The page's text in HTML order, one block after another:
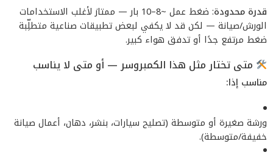
قدرة محدودة
: ضغط عمل ~8–10 بار — ممتاز لأغلب الاستخدامات
الورش/صيانة — لكن قد لا يكفي لبعض تطبيقات صناعية متطلِّبة
ضغط مرتفع جدًا أو تدفق هواء كبير.
متى تختار مثل هذا الكمبروسر — أو متى لا يناسب
مناسب إذا:
ورشة صغيرة أو متوسطة (تصليح سيارات، بنشر، دهان، أعمال صيانة
خفيفة/متوسطة).